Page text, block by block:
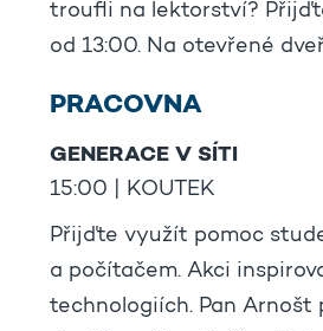
troufli na lektorství?
od 13:00. Na otevřené
PRACOVNA
GENERACE V SÍTI
15:00 | KOUTEK
Přijďte využít pomoc
a počítačem. Akci
technologiích. Pan